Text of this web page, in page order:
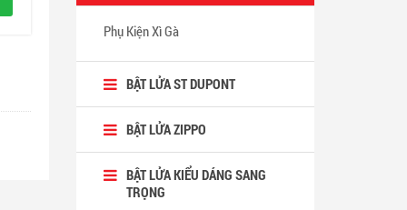
Phụ Kiện Xì Gà
BẬT LỬA ST DUPONT
BẬT LỬA ZIPPO
BẬT LỬA KIỂU DÁNG SANG
TRỌNG